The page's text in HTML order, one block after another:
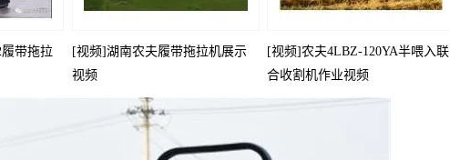
带拖拉
[视频]湖南农夫履带拖拉机展示
视频
[视频]农夫4LBZ-120YA半喂入联
合收割机作业视频